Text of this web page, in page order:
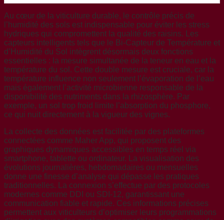
Au cœur de la viticulture durable, le contrôle précis de
l’humidité des sols est indispensable pour éviter les stress
hydriques qui compromettent la qualité des raisins. Les
capteurs intelligents tels que le Bi-Capteur de Température et
d’Humidité du Sol intègrent désormais deux fonctions
essentielles : la mesure simultanée de la teneur en eau et la
température du sol. Cette double mesure est cruciale, car la
température influence non seulement l’évaporation de l’eau
mais également l’activité microbienne responsable de la
disponibilité des nutriments dans la rhizosphère. Par
exemple, un sol trop froid limite l’absorption du phosphore,
ce qui nuit directement à la vigueur des vignes.
La collecte des données est facilitée par des plateformes
connectées comme Maher App, qui proposent des
graphiques dynamiques accessibles en temps réel via
smartphone, tablette ou ordinateur. La visualisation des
évolutions journalières, hebdomadaires ou mensuelles
donne une finesse d’analyse qui dépasse les pratiques
traditionnelles. La connexion s’effectue par des protocoles
modernes comme DDI ou SDI-12, garantissant une
communication fiable et rapide. Ces informations précises
permettent aux viticulteurs d’optimiser leurs programmations